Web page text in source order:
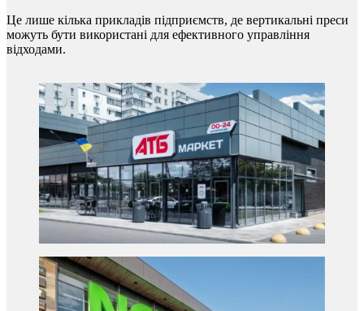
Це лише кілька прикладів підприємств, де вертикальні преси
можуть бути використані для ефективного управління
відходами.